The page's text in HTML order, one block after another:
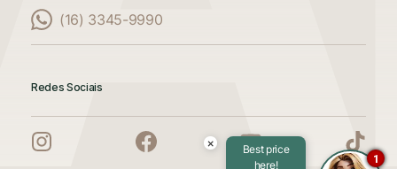
(16) 3345-9990
Redes Sociais
comparar
comparar
×
Best price
here!
1